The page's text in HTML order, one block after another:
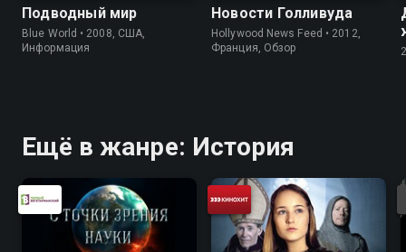
Подводный мир
Blue World • 2008, США,
Информация
Новости Голливуда
Hollywood News Feed • 2012,
Франция, Обзор
Ещё в жанре: История